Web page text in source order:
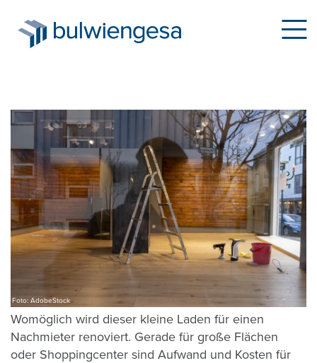
Inhalt
Foto: AdobeStock
Womöglich wird dieser kleine Laden für einen
Nachmieter renoviert. Gerade für große Flächen
oder Shoppingcenter sind Aufwand und Kosten für